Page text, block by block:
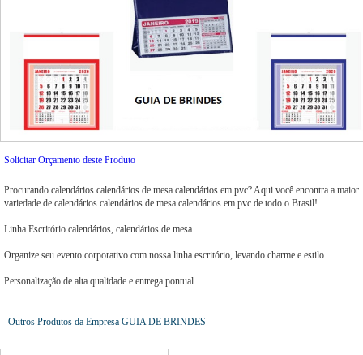
Solicitar Orçamento deste Produto
Procurando calendários calendários de mesa calendários em pvc? Aqui você encontra a maior
variedade de calendários calendários de mesa calendários em pvc de todo o Brasil!
Linha Escritório calendários, calendários de mesa.
Organize seu evento corporativo com nossa linha escritório, levando charme e estilo.
Personalização de alta qualidade e entrega pontual.
Outros Produtos da Empresa GUIA DE BRINDES